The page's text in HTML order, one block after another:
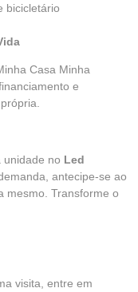
bicicletário
Casa Minha
e
unidade no Led
antecipe-se ao
mesmo. Transforme o
visita, entre em